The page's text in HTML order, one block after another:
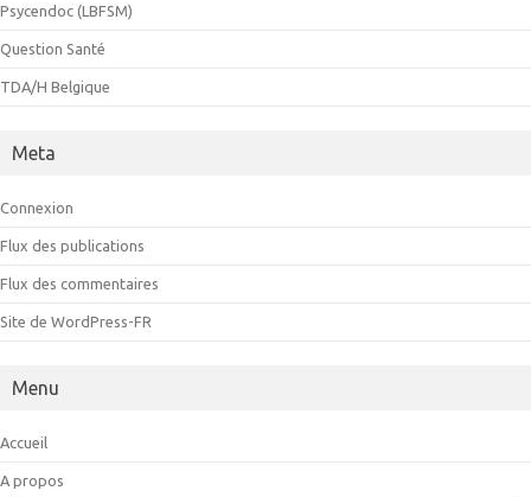
Psycendoc (LBFSM)
Question Santé
TDA/H Belgique
Meta
Connexion
Flux des publications
Flux des commentaires
Site de WordPress-FR
Menu
Accueil
A propos